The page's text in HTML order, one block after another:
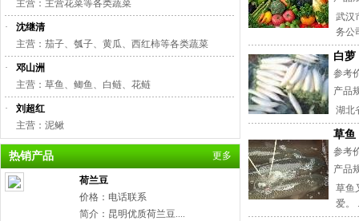
主营：主营花菜等各类蔬菜
·
沈继清
主营：茄子、瓠子、黄瓜、西红柿等各类蔬菜
·
邓山洲
主营：草鱼、鲫鱼、白鲢、花鲢
·
刘超红
主营：泥鳅
热销产品 更多
荷兰豆
价格：电话联系
简介：昆明优质荷兰豆....
武汉
务公
白萝
参考
产品
湖北
草鱼
参考
产品
草鱼
爱。